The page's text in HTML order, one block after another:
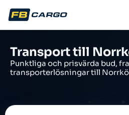
Transport till
Punktliga och prisvärda bud,
transporterlösningar till